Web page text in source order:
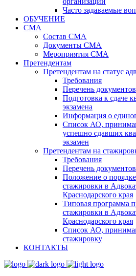
Часто задаваемые
ОБУЧЕНИЕ
СМА
Состав СМА
Документы СМА
Мероприятия СМА
Претендентам
Претендентам на статус
Требования
Перечень документов
Подготовка к сдаче
экзамена
Информация о
Список АО,
успешно сдавших
экзамен
Претендентам на
Требования
Перечень документов
Положение о
стажировки в
Краснодарского края
Типовая программа
стажировки в
Краснодарского края
Список АО,
стажировку
КОНТАКТЫ